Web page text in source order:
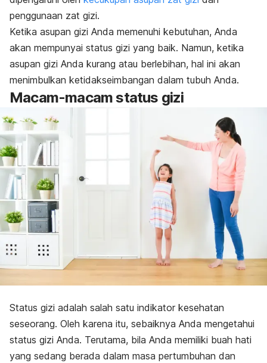
penggunaan zat gizi.
Ketika asupan gizi Anda memenuhi kebutuhan, Anda
akan mempunyai status gizi yang baik. Namun, ketika
asupan gizi Anda kurang atau berlebihan, hal ini akan
menimbulkan ketidakseimbangan dalam tubuh Anda.
Macam-macam status gizi
Status gizi adalah salah satu indikator kesehatan
seseorang. Oleh karena itu, sebaiknya Anda mengetahui
status gizi Anda. Terutama, bila Anda memiliki buah hati
yang sedang berada dalam masa pertumbuhan dan